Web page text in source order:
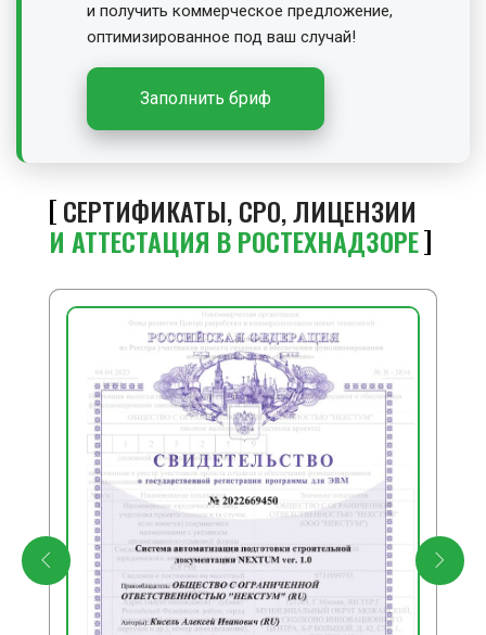
и получить коммерческое предложение,
оптимизированное под ваш случай!
Заполнить бриф
СЕРТИФИКАТЫ, СРО, ЛИЦЕНЗИИ
И АТТЕСТАЦИЯ В РОСТЕХНАДЗОРЕ